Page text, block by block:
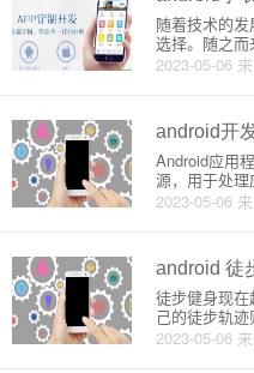
2023-05-06
随着技术的
选择。随之
对Android系
droid手表
android开
2023-05-06
Android应用
源，用于处
个Android应
新的进程，
在进
android 徒
2023-05-06
徒步健身现
己的徒步轨
来为大家介
步轨迹app